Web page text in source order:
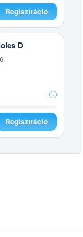
Regisztráció
D
Regisztráció